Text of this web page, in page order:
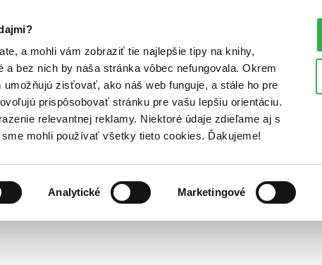
a mohli vám zobraziť tie najlepšie tipy na knihy,
bez nich by naša stránka vôbec nefungovala. Okrem
zisťovať, ako náš web funguje, a stále ho pre
prispôsobovať stránku pre vašu lepšiu orientáciu.
relevantnej reklamy. Niektoré údaje zdieľame aj s
mohli používať všetky tieto cookies. Ďakujeme!
Analytické Marketingové